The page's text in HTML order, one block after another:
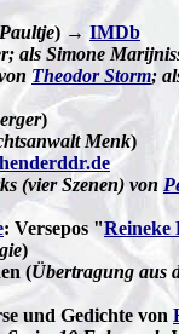
) → IMDb
als Simone
Theodor Storm;
)
Menk)
(vier Szenen) von
: Versepos "Reineke
)
(Übertragung aus
und Gedichte von